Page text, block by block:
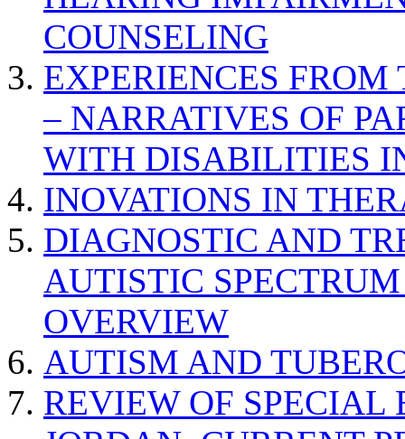
COUNSELING
EXPERIENCES
– NARRATIVES OF
WITH DISABILITIES
INOVATIONS IN
DIAGNOSTIC AND
AUTISTIC
OVERVIEW
AUTISM AND
REVIEW OF SPECIAL